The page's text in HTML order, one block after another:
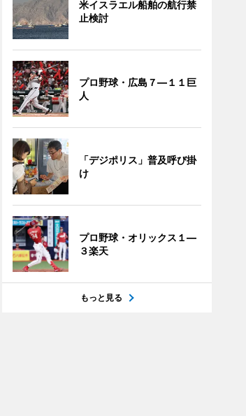
米イスラエル船舶の航行禁
止検討
プロ野球・広島７―１１巨
人
「デジポリス」普及呼び掛
け
プロ野球・オリックス１―
３楽天
もっと見る